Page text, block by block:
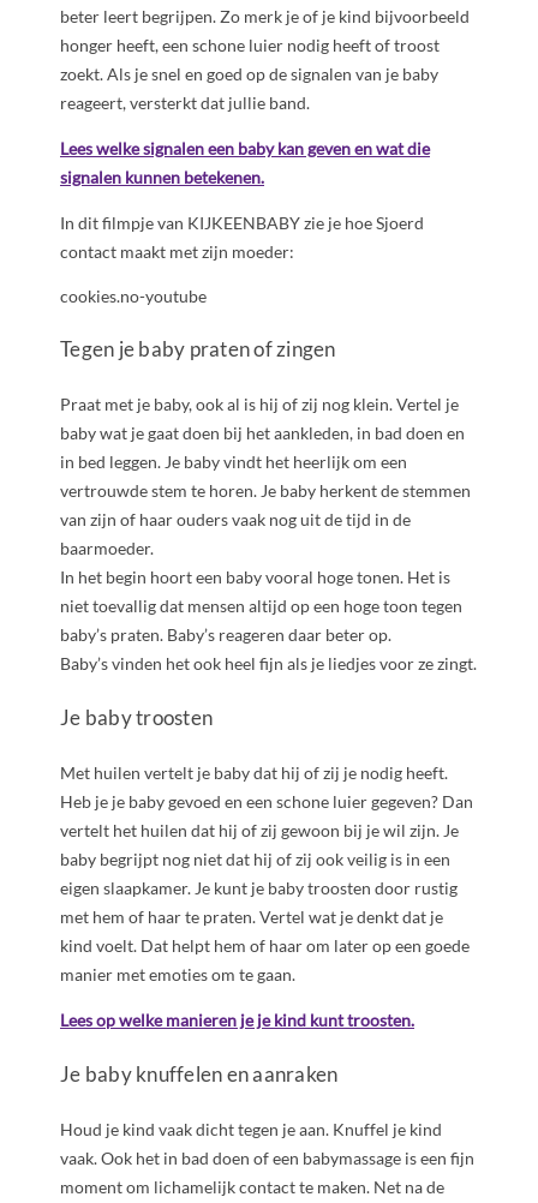
beter leert begrijpen. Zo merk je of je kind bijvoorbeeld
honger heeft, een schone luier nodig heeft of troost
zoekt. Als je snel en goed op de signalen van je baby
reageert, versterkt dat jullie band.
Lees welke signalen een baby kan geven en wat die
signalen kunnen betekenen.
In dit filmpje van KIJKEENBABY zie je hoe Sjoerd
contact maakt met zijn moeder:
cookies.no-youtube
Tegen je baby praten of zingen
Praat met je baby, ook al is hij of zij nog klein. Vertel je
baby wat je gaat doen bij het aankleden, in bad doen en
in bed leggen. Je baby vindt het heerlijk om een
vertrouwde stem te horen. Je baby herkent de stemmen
van zijn of haar ouders vaak nog uit de tijd in de
baarmoeder.
In het begin hoort een baby vooral hoge tonen. Het is
niet toevallig dat mensen altijd op een hoge toon tegen
baby’s praten. Baby’s reageren daar beter op.
Baby’s vinden het ook heel fijn als je liedjes voor ze zingt.
Je baby troosten
Met huilen vertelt je baby dat hij of zij je nodig heeft.
Heb je je baby gevoed en een schone luier gegeven? Dan
vertelt het huilen dat hij of zij gewoon bij je wil zijn. Je
baby begrijpt nog niet dat hij of zij ook veilig is in een
eigen slaapkamer. Je kunt je baby troosten door rustig
met hem of haar te praten. Vertel wat je denkt dat je
kind voelt. Dat helpt hem of haar om later op een goede
manier met emoties om te gaan.
Lees op welke manieren je je kind kunt troosten.
Je baby knuffelen en aanraken
Houd je kind vaak dicht tegen je aan. Knuffel je kind
vaak. Ook het in bad doen of een babymassage is een fijn
moment om lichamelijk contact te maken. Net na de